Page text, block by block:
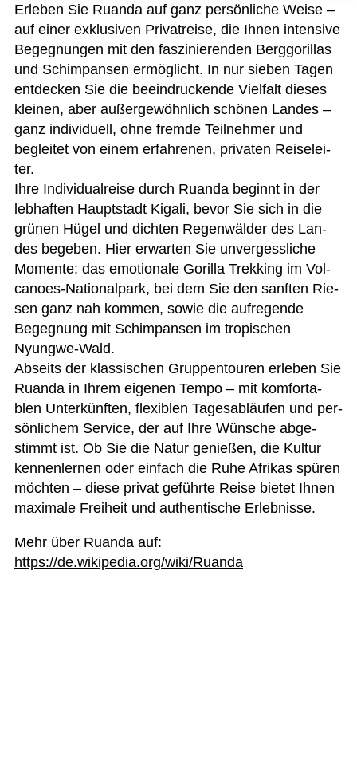
Erle­ben Sie Ruanda auf ganz per­sön­li­che Weise –
auf einer exklu­si­ven Pri­vat­reise, die Ihnen inten­sive
Begeg­nun­gen mit den fas­zi­nie­ren­den Berg­go­ril­las
und Schim­pan­sen ermög­licht. In nur sie­ben Tagen
ent­de­cken Sie die beein­dru­ckende Viel­falt die­ses
klei­nen, aber außer­ge­wöhn­lich schö­nen Lan­des –
ganz indi­vi­du­ell, ohne fremde Teil­neh­mer und
beglei­tet von einem erfah­re­nen, pri­va­ten Rei­se­lei­
ter.
Ihre Indi­vi­du­al­reise durch Ruanda beginnt in der
leb­haf­ten Haupt­stadt Kigali, bevor Sie sich in die
grü­nen Hügel und dich­ten Regen­wäl­der des Lan­
des bege­ben. Hier erwar­ten Sie unver­gess­li­che
Momente: das emo­tio­nale Gorilla Trek­king im Vol­
ca­noes-Natio­nal­park, bei dem Sie den sanf­ten Rie­
sen ganz nah kom­men, sowie die auf­re­gende
Begeg­nung mit Schim­pan­sen im tro­pi­schen
Nyungwe-Wald.
Abseits der klas­si­schen Grup­pen­tou­ren erle­ben Sie
Ruanda in Ihrem eige­nen Tempo – mit kom­for­ta­
blen Unter­künf­ten, fle­xi­blen Tages­ab­läu­fen und per­
sön­li­chem Ser­vice, der auf Ihre Wün­sche abge­
stimmt ist. Ob Sie die Natur genie­ßen, die Kul­tur
ken­nen­ler­nen oder ein­fach die Ruhe Afri­kas spü­ren
möch­ten – diese pri­vat geführte Reise bie­tet Ihnen
maxi­male Frei­heit und authen­ti­sche Erlebnisse.
Mehr über Ruanda auf:
https://de.wikipedia.org/wiki/Ruanda